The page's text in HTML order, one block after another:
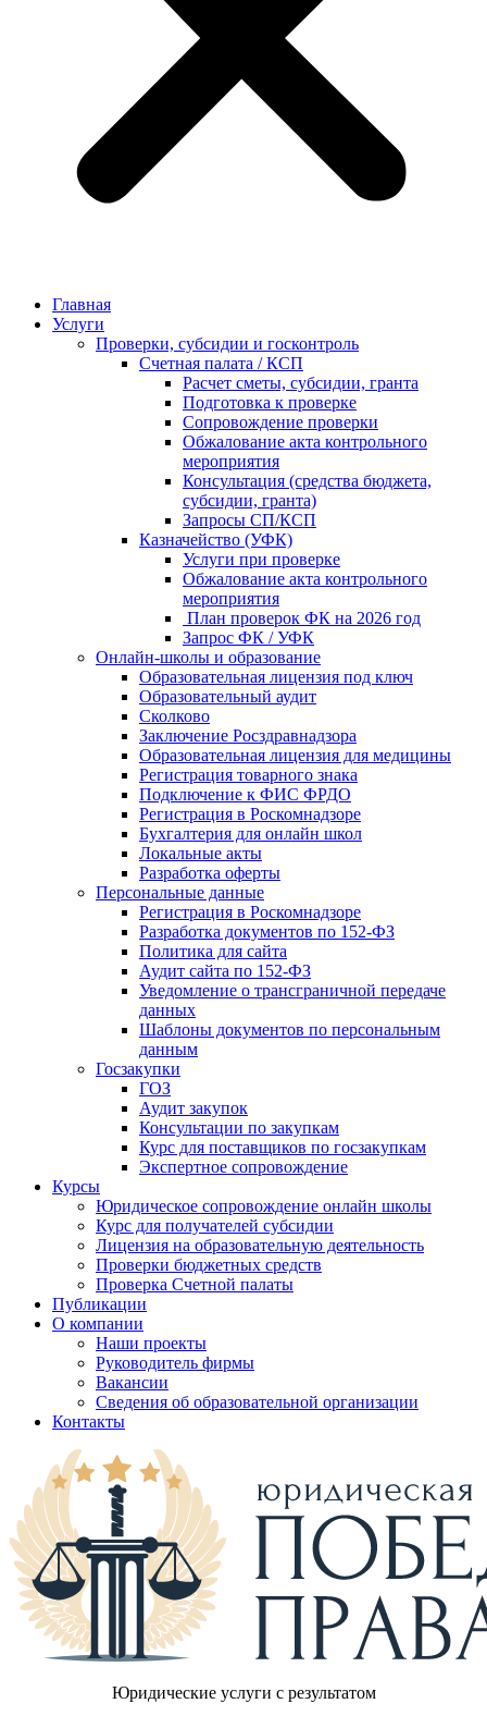
Главная
Услуги
Проверки, субсидии и госконтроль
Счетная палата / КСП
Расчет сметы, субсидии, гранта
Подготовка к проверке
Сопровождение проверки
Обжалование акта контрольного
мероприятия
Консультация (средства бюджета,
субсидии, гранта)
Запросы СП/КСП
Казначейство (УФК)
Услуги при проверке
Обжалование акта контрольного
мероприятия
План проверок ФК на 2026 год
Запрос ФК / УФК
Онлайн-школы и образование
Образовательная лицензия под ключ
Образовательный аудит
Сколково
Заключение Росздравнадзора
Образовательная лицензия для медицины
Регистрация товарного знака
Подключение к ФИС ФРДО
Регистрация в Роскомнадзоре
Бухгалтерия для онлайн школ
Локальные акты
Разработка оферты
Персональные данные
Регистрация в Роскомнадзоре
Разработка документов по 152-ФЗ
Политика для сайта
Аудит сайта по 152-ФЗ
Уведомление о трансграничной передаче
данных
Шаблоны документов по персональным
данным
Госзакупки
ГОЗ
Аудит закупок
Консультации по закупкам
Курс для поставщиков по госзакупкам
Экспертное сопровождение
Курсы
Юридическое сопровождение онлайн школы
Курс для получателей субсидии
Лицензия на образовательную деятельность
Проверки бюджетных средств
Проверка Счетной палаты
Публикации
О компании
Наши проекты
Руководитель фирмы
Вакансии
Сведения об образовательной организации
Контакты
Юридические услуги с результатом